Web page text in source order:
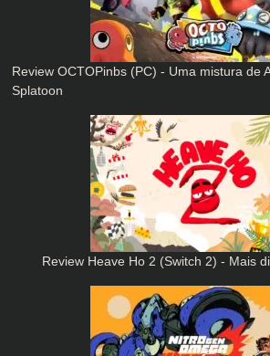
Review OCTOPinbs (PC) - Uma mistura de
Splatoon
Review Heave Ho 2 (Switch 2) - Mais